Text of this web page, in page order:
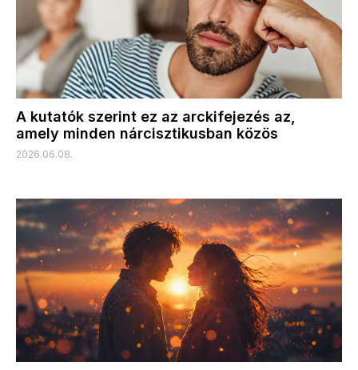
A kutatók szerint ez az arckifejezés az,
amely minden nárcisztikusban közös
2026.06.08.